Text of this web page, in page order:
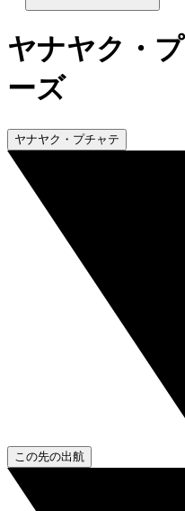
ヤナヤク・
ーズ
ヤナヤク・プチャテ
この先の出航